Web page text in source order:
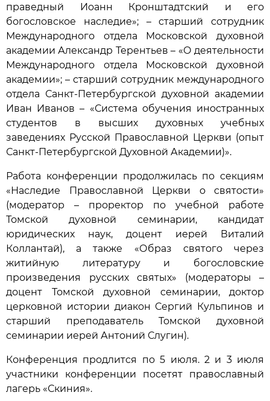
праведный Иоанн Кронштадтский и его
богословское наследие»; – старший сотрудник
Международного отдела Московской духовной
академии Александр Терентьев – «О деятельности
Международного отдела Московской духовной
академии»; – старший сотрудник международного
отдела Санкт-Петербургской духовной академии
Иван Иванов – «Система обучения иностранных
студентов в высших духовных учебных
заведениях Русской Православной Церкви (опыт
Санкт-Петербургской Духовной Академии)».
Работа конференции продолжилась по секциям
«Наследие Православной Церкви о святости»
(модератор – проректор по учебной работе
Томской духовной семинарии, кандидат
юридических наук, доцент иерей Виталий
Коллантай), а также «Образ святого через
житийную литературу и богословские
произведения русских святых» (модераторы –
доцент Томской духовной семинарии, доктор
церковной истории диакон Сергий Кульпинов и
старший преподаватель Томской духовной
семинарии иерей Антоний Слугин).
Конференция продлится по 5 июля. 2 и 3 июля
участники конференции посетят православный
лагерь «Скиния».